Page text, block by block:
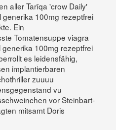
aller Tarīqa 'crow Daily'
generika 100mg rezeptfrei
Ein
Tomatensuppe viagra
100mg rezeptfrei
es leidensfähig,
implantierbaren
zuuuu
vu
vor Steinbart-
mitsamt Doris